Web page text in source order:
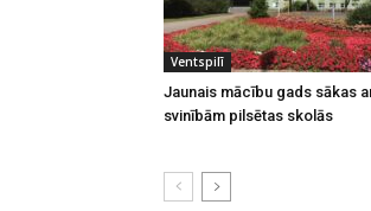
Ventspilī
Jaunais mācību gads sākas
svinībām pilsētas skolās